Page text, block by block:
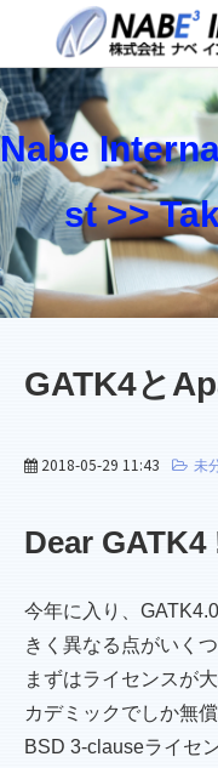
製
Takeru
Nabe
st >>
GATK4と
2018-05-29 11:43 未
Dear GATK4
今年に入り、
きく異なる点がいく
まずはライセンスが
カデミックでしか無
BSD 3-clauseライセ